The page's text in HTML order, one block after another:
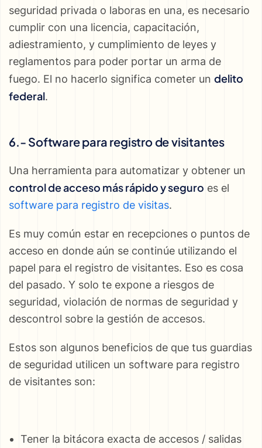
seguridad privada o laboras en una, es necesario
cumplir con una licencia, capacitación,
adiestramiento, y cumplimiento de leyes y
reglamentos para poder portar un arma de
fuego. El no hacerlo significa cometer un delito
federal.
6.- Software para registro de visitantes
Una herramienta para automatizar y obtener un
control de acceso más rápido y seguro es el
software para registro de visitas.
Es muy común estar en recepciones o puntos de
acceso en donde aún se continúe utilizando el
papel para el registro de visitantes. Eso es cosa
del pasado. Y solo te expone a riesgos de
seguridad, violación de normas de seguridad y
descontrol sobre la gestión de accesos.
Estos son algunos beneficios de que tus guardias
de seguridad utilicen un software para registro
de visitantes son:
Tener la bitácora exacta de accesos / salidas